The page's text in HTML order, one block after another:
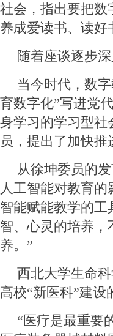
社会，指出要把数
养成爱读书、读好
随着座谈逐步
当今时代，数
育数字化”写进党
身学习的学习型社
员，提出了加快
从徐坤委员的
人工智能对教育
智能赋能教学的工
智、心灵的培养，
养。”
西北大学生命
高校“新医科”建设
“医疗是最重要